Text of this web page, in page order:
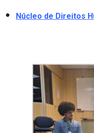
Núcleo de Direitos